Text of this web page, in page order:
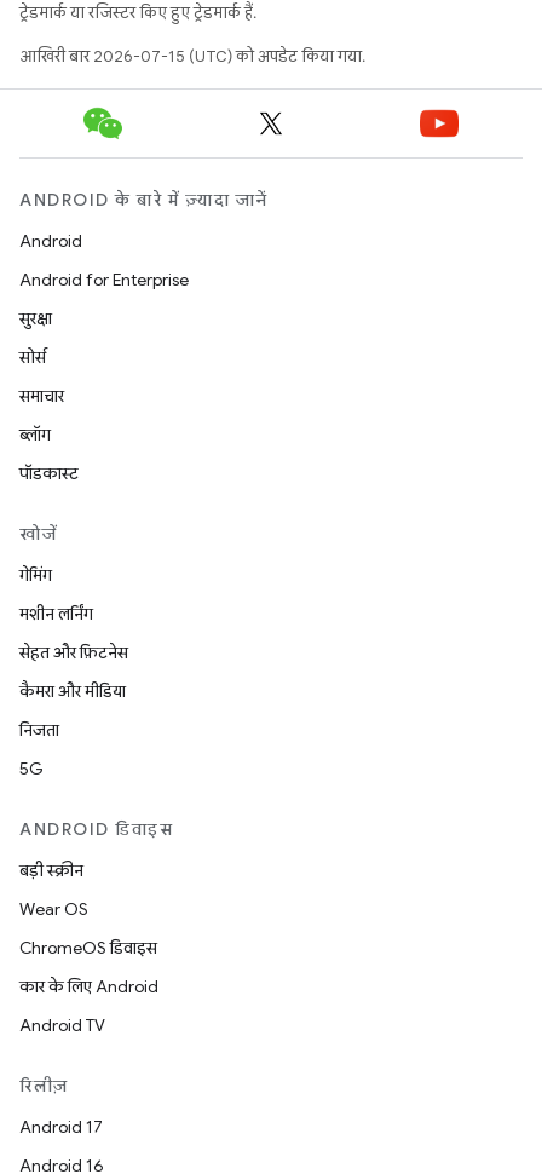
ट्रेडमार्क या रजिस्टर किए हुए ट्रेडमार्क हैं.
आखिरी बार 2026-07-15 (UTC) को अपडेट किया गया.
ANDROID के बारे में ज़्यादा जानें
Android
Android for Enterprise
सुरक्षा
सोर्स
समाचार
ब्लॉग
पॉडकास्ट
खोजें
गेमिंग
मशीन लर्निंग
सेहत और फ़िटनेस
कैमरा और मीडिया
निजता
5G
ANDROID डिवाइस
बड़ी स्क्रीन
Wear OS
ChromeOS डिवाइस
कार के लिए Android
Android TV
रिलीज़
Android 17
Android 16